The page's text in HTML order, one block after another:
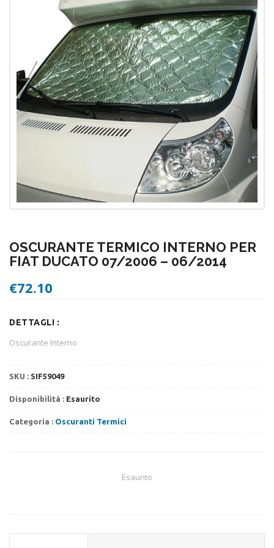
OSCURANTE TERMICO INTERNO PER
FIAT DUCATO 07/2006 – 06/2014
€72.10
DETTAGLI :
Oscurante Interno
SKU : SIF59049
Disponibilità : Esaurito
Categoria : Oscuranti Termici
Esaurito